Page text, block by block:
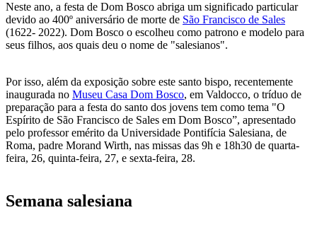
Neste ano, a festa de Dom Bosco abriga um significado particular
devido ao 400º aniversário de morte de São Francisco de Sales
(1622- 2022). Dom Bosco o escolheu como patrono e modelo para
seus filhos, aos quais deu o nome de "salesianos".
Por isso, além da exposição sobre este santo bispo, recentemente
inaugurada no Museu Casa Dom Bosco, em Valdocco, o tríduo de
preparação para a festa do santo dos jovens tem como tema "O
Espírito de São Francisco de Sales em Dom Bosco”, apresentado
pelo professor emérito da Universidade Pontifícia Salesiana, de
Roma, padre Morand Wirth, nas missas das 9h e 18h30 de quarta-
feira, 26, quinta-feira, 27, e sexta-feira, 28.
Semana salesiana